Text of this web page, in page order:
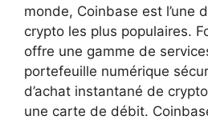
monde, Coinbase est l’une
crypto les plus populaires.
offre une gamme de
portefeuille numérique
d’achat instantané de
une carte de débit.